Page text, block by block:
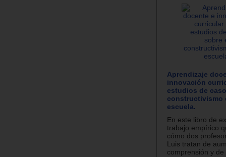
Aprendizaje
innovación
estudios de
constructivismo
escuela.
En este libro de
trabajo empírico
cómo dos
Luis tratan de
comprensión y de